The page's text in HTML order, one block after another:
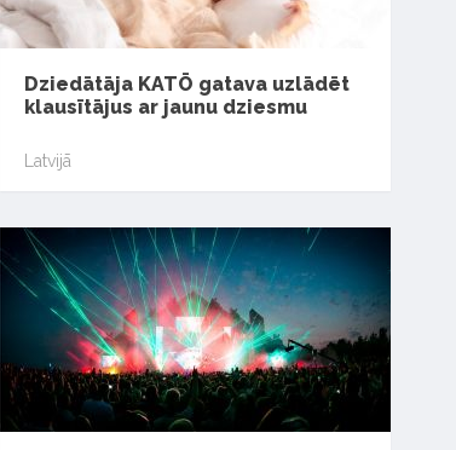
Dziedātāja KATŌ gatava uzlādēt
klausītājus ar jaunu dziesmu
Latvijā